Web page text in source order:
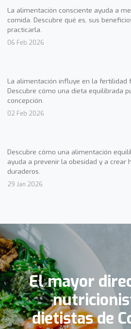
La alimentación consciente ayuda a
comida. Descubre qué es, sus
practicarla.
06 Feb 2026
La alimentación influye en la fertilidad
Descubre cómo una dieta equilibrada
concepción.
02 Feb 2026
Descubre cómo una alimentación
ayuda a prevenir la obesidad y a crear
duraderos.
29 Jan 2026
El mayor
dietistas de